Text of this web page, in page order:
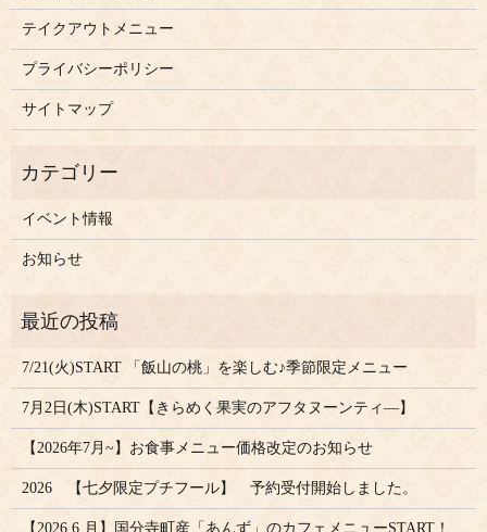
テイクアウトメニュー
プライバシーポリシー
サイトマップ
イベント情報
お知らせ
7/21(火)START 「飯山の桃」を楽しむ♪季節限定メニュー
7月2日(木)START【きらめく果実のアフタヌーンティ―】
【2026年7月~】お食事メニュー価格改定のお知らせ
2026 【七夕限定プチフール】 予約受付開始しました。
【2026.6.月】国分寺町産「あんず」のカフェメニューSTART！